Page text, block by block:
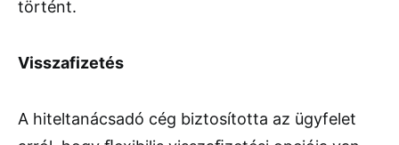
történt.
Visszafizetés
A hiteltanácsadó cég biztosította az ügyfelet